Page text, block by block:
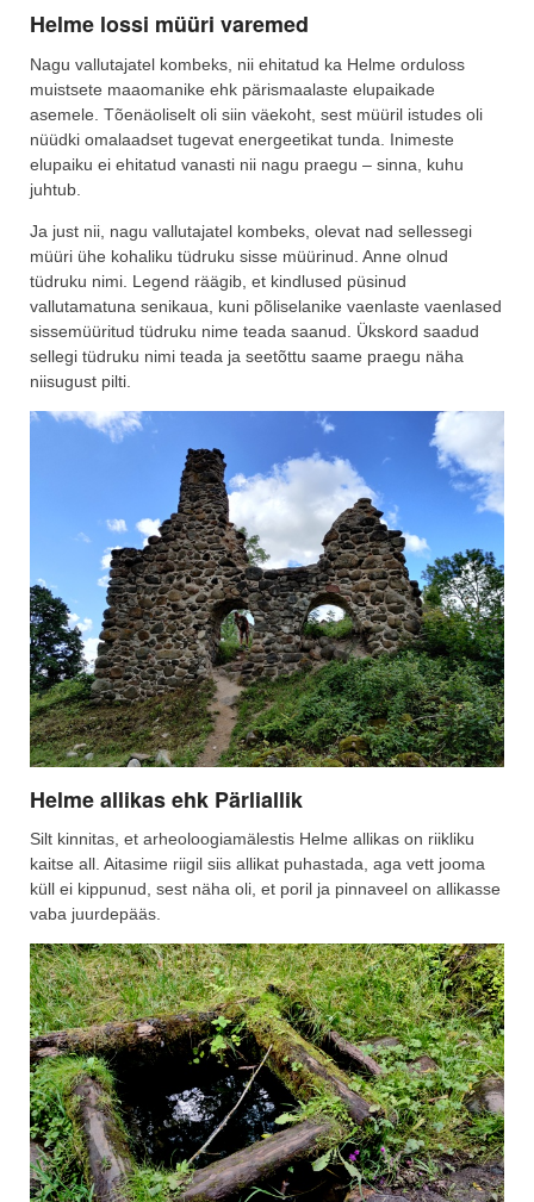
Helme lossi müüri varemed
Nagu vallutajatel kombeks, nii ehitatud ka Helme orduloss
muistsete maaomanike ehk pärismaalaste elupaikade
asemele. Tõenäoliselt oli siin väekoht, sest müüril istudes oli
nüüdki omalaadset tugevat energeetikat tunda. Inimeste
elupaiku ei ehitatud vanasti nii nagu praegu – sinna, kuhu
juhtub.
Ja just nii, nagu vallutajatel kombeks, olevat nad sellessegi
müüri ühe kohaliku tüdruku sisse müürinud. Anne olnud
tüdruku nimi. Legend räägib, et kindlused püsinud
vallutamatuna senikaua, kuni põliselanike vaenlaste vaenlased
sissemüüritud tüdruku nime teada saanud. Ükskord saadud
sellegi tüdruku nimi teada ja seetõttu saame praegu näha
niisugust pilti.
Helme allikas ehk Pärliallik
Silt kinnitas, et arheoloogiamälestis Helme allikas on riikliku
kaitse all. Aitasime riigil siis allikat puhastada, aga vett jooma
küll ei kippunud, sest näha oli, et poril ja pinnaveel on allikasse
vaba juurdepääs.